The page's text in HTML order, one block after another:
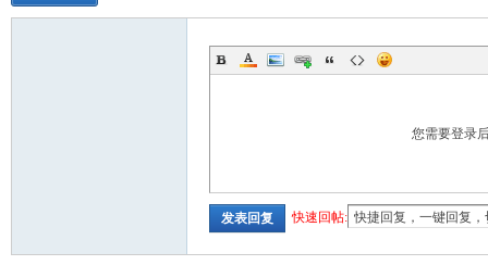
您需要登录
发表回复 快速回帖: